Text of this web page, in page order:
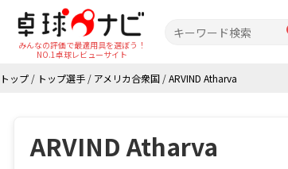
みんなの評価で最適用具を選ぼう！
NO.1卓球レビューサイト
トップ / トップ選手 / アメリカ合衆国 /ARVIND Atharva
ARVIND Atharva